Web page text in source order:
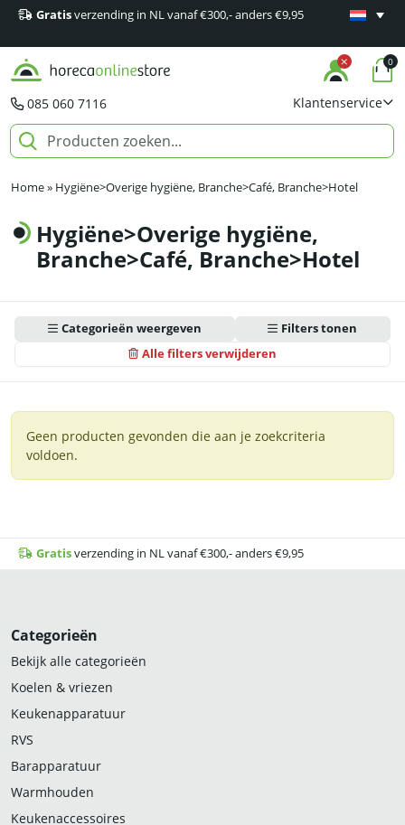
Gratisverzending in NL vanaf €300,- anders €9,95
Minimaal
085 060 7116 Klantenservice
0
Home» Hygiëne>Overige hygiëne, Branche>Café, Branche>Hotel
Hygiëne>Overige hygiëne,
Branche>Café, Branche>Hotel
Categorieën weergeven
Alle filters verwijderen
Filters tonen
Geen producten gevonden die aan je zoekcriteria
voldoen.
Gratisverzending in NL vanaf €300,- anders €9,95
Categorieën
Bekijk alle categorieën
Koelen & vriezen
Keukenapparatuur
RVS
Barapparatuur
Warmhouden
Keukenaccessoires